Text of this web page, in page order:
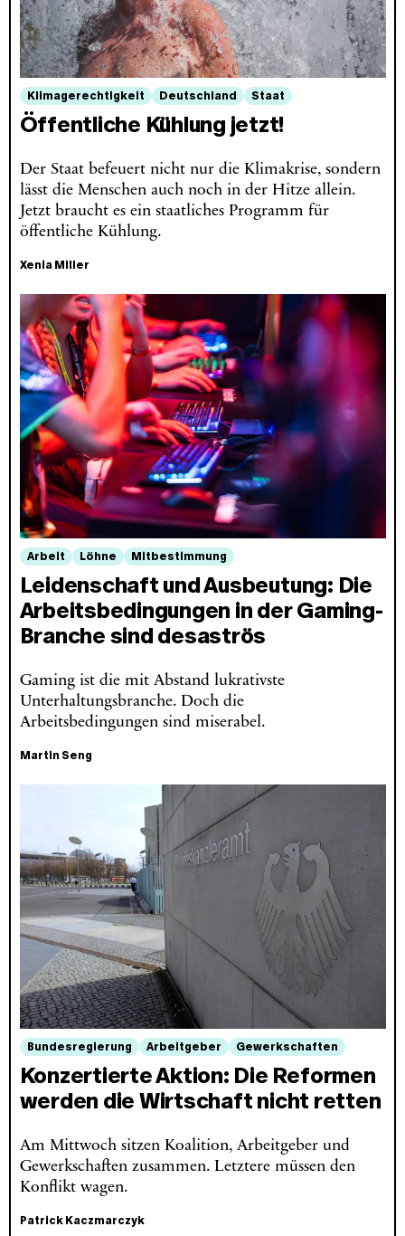
Klimagerechtigkeit Deutschland Staat
Öffentliche Kühlung jetzt!
Der Staat befeuert nicht nur die Klimakrise, sondern
lässt die Menschen auch noch in der Hitze allein.
Jetzt braucht es ein staatliches Programm für
öffentliche Kühlung.
Xenia Miller
Arbeit Löhne Mitbestimmung
Leidenschaft und Ausbeutung: Die
Arbeitsbedingungen in der Gaming-
Branche sind desaströs
Gaming ist die mit Abstand lukrativste
Unterhaltungsbranche. Doch die
Arbeitsbedingungen sind miserabel.
Martin Seng
Bundesregierung Arbeitgeber Gewerkschaften
Konzertierte Aktion: Die Reformen
werden die Wirtschaft nicht retten
Am Mittwoch sitzen Koalition, Arbeitgeber und
Gewerkschaften zusammen. Letztere müssen den
Konflikt wagen.
Patrick Kaczmarczyk